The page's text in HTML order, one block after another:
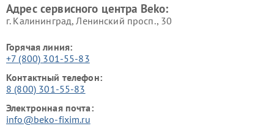
Адрес сервисного центра Beko:
г. Калининград, Ленинский просп., 30
Горячая линия:
+7 (800) 301-55-83
Контактный телефон:
8 (800) 301-55-83
Электронная почта:
info@beko-fixim.ru